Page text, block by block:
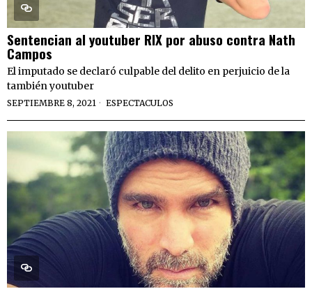
Sentencian al youtuber RIX por abuso contra Nath
Campos
El imputado se declaró culpable del delito en perjuicio de la
también youtuber
SEPTIEMBRE 8, 2021 ESPECTACULOS